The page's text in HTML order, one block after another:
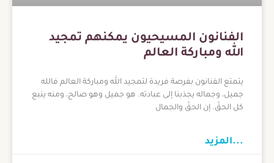
الفنانون المسيحيون يمكنهم تمجيد
الله ومباركة العالم
يتمتع الفنانون بفرصة فريدة لتمجيد الله ومباركة العالم فالله
جميل، وجماله يجذبنا إلى عبادته. هو جميل وهو صالح، ومنه ينبع
كل الحقّ. إن الحقّ والجمال
...المزيد